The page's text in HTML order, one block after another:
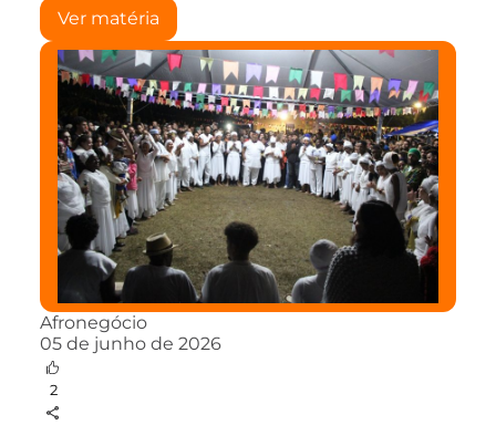
Ver matéria
Afronegócio
05 de junho de 2026
2